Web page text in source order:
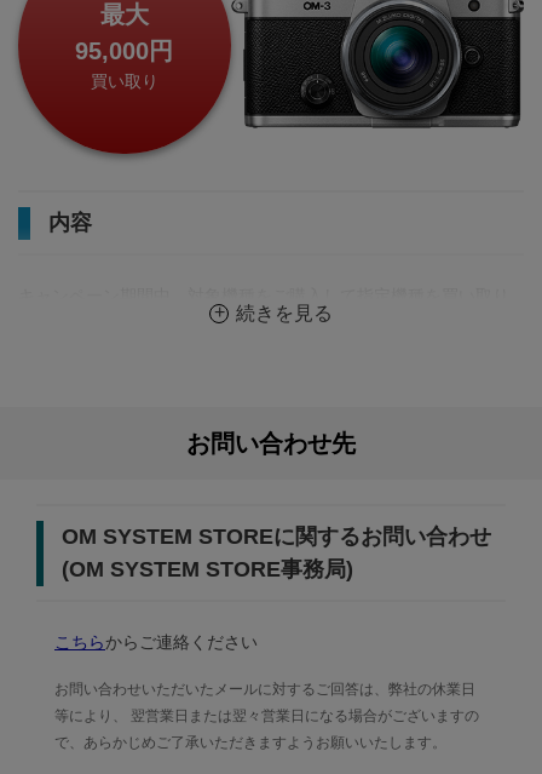
最大
95,000円
買い取り
内容
に出す方は、買い取り金額が増額となります。
続きを見る
お問い合わせ先
OM SYSTEM STOREに関するお問い合わせ
(OM SYSTEM STORE事務局)
こちらからご連絡ください
お問い合わせいただいたメールに対するご回答は、弊社の休業日
等により、
翌営業日または翌々営業日になる場合がございますの
で、あらかじめご了承いただきますようお願いいたします。